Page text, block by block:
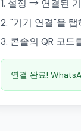
설정 → 연결된
"기기 연결"을 탭
콘솔의 QR 코드
연결 완료!